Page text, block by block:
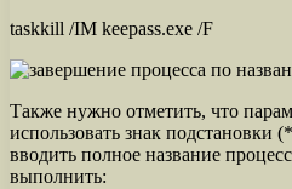
taskkill /IM keepass.exe /F
Также нужно отметить, что
использовать знак подстановки
вводить полное название
выполнить: